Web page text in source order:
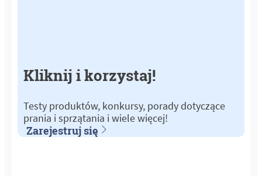
Kliknij i korzystaj!
Testy produktów, konkursy, porady dotyczące
prania i sprzątania i wiele więcej!
Zarejestruj się